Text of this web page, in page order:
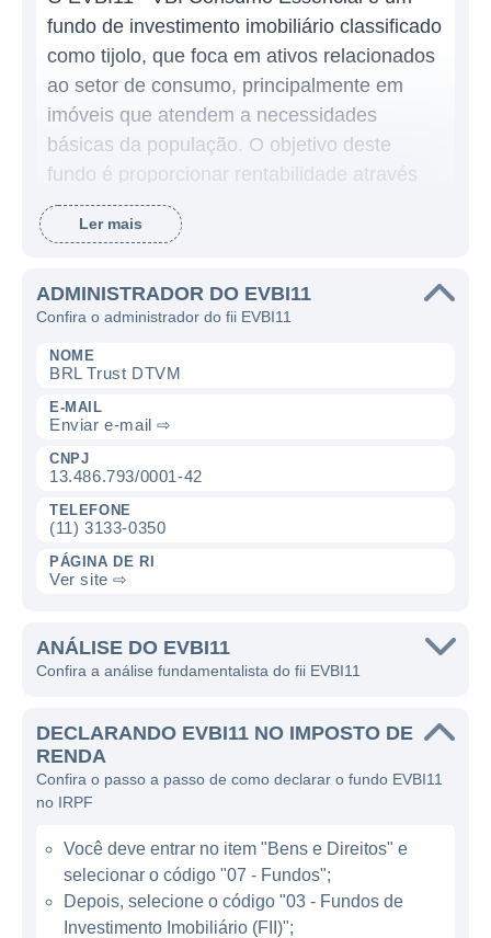
fundo de investimento imobiliário classificado
como tijolo, que foca em ativos relacionados
ao setor de consumo, principalmente em
imóveis que atendem a necessidades
básicas da população. O objetivo deste
fundo é proporcionar rentabilidade através
da aquisição e exploração de propriedades
que possuem alto potencial de ocupação no
demanda de um público amplo.
investe incluem, principalmente, imóveis
comerciais, como supermercados, farmácias
e centros de distribuição. Esses
estabelecimentos são escolhidos por sua
relevância no cotidiano das pessoas,
garantindo que o fundo tenha uma base
melhor geração de renda para os seus
O fundo busca diversificar sua carteira,
investindo em locais estratégicos que
atendam a áreas geográficas com alta
densidade populacional. Esse foco em
imóveis que são essenciais para o bem-estar
ocupação contínua e estabilidade nas
receitas, o que é vital para um fundo de
investimento imobiliário.
Ler mais
ADMINISTRADOR DO EVBI11
Confira o administrador do fii EVBI11
NOME
BRL Trust DTVM
E-MAIL
Enviar e-mail ⇨
CNPJ
13.486.793/0001-42
TELEFONE
(11) 3133-0350
PÁGINA DE RI
Ver site ⇨
ANÁLISE DO EVBI11
Confira a análise fundamentalista do fii EVBI11
DECLARANDO EVBI11 NO IMPOSTO DE
RENDA
Confira o passo a passo de como declarar o fundo EVBI11
no IRPF
Você deve entrar no item "Bens e Direitos" e
selecionar o código "07 - Fundos";
Depois, selecione o código "03 - Fundos de
Investimento Imobiliário (FII)";